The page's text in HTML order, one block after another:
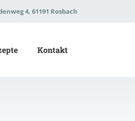
4, 61191 Rosbach
Kontakt